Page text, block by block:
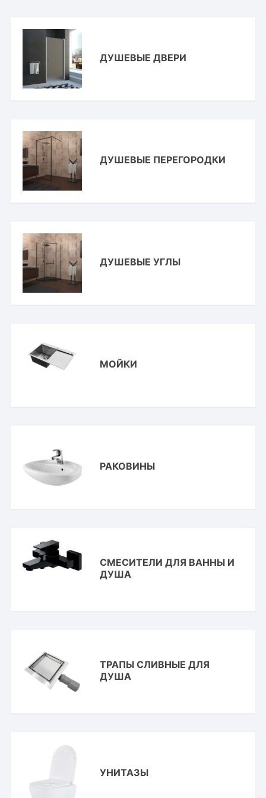
ДУШЕВЫЕ ДВЕРИ
ДУШЕВЫЕ ПЕРЕГОРОДКИ
ДУШЕВЫЕ УГЛЫ
МОЙКИ
РАКОВИНЫ
СМЕСИТЕЛИ ДЛЯ ВАННЫ И
ДУША
ТРАПЫ СЛИВНЫЕ ДЛЯ
ДУША
УНИТАЗЫ